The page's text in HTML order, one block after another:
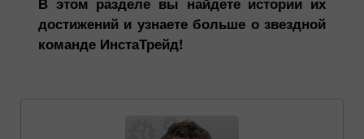
достижений и узнаете больше о звездной
команде ИнстаТрейд!